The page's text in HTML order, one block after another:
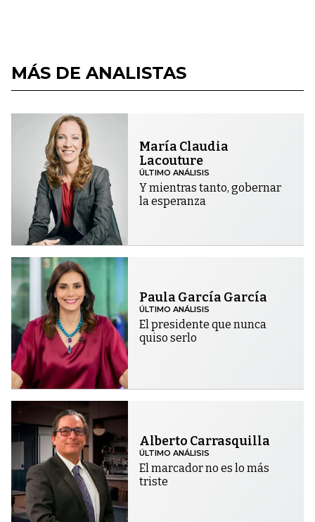
MÁS DE ANALISTAS
María Claudia
Lacouture
ÚLTIMO ANÁLISIS
Y mientras tanto, gobernar
la esperanza
Paula García García
ÚLTIMO ANÁLISIS
El presidente que nunca
quiso serlo
Alberto Carrasquilla
ÚLTIMO ANÁLISIS
El marcador no es lo más
triste